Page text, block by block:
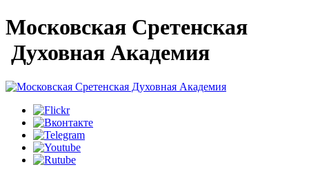
Московская Сретенская
Духовная Академия